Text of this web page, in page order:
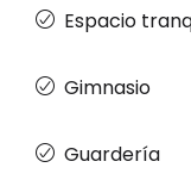
Espacio
Gimnasio
Guardería